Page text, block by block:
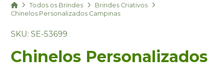
HomeTodos os Brindes
Brindes Criativos
Chinelos Personalizados Campinas
SKU: SE-53699
Chinelos Personalizados